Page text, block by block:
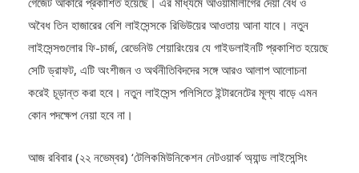
অবৈধ তিন হাজারের বেশি লাইসেন্সকে রিভিউয়ের আওতায় আনা যাবে। নতুন
লাইসেন্সগুলোর ফি-চার্জ, রেভেনিউ শেয়ারিংয়ের যে গাইডলাইনটি প্রকাশিত হয়েছে
সেটি ড্রাফট, এটি অংশীজন ও অর্থনীতিবিদদের সঙ্গে আরও আলাপ আলোচনা
করেই চূড়ান্ত করা হবে। নতুন লাইসেন্স পলিসিতে ইন্টারনেটের মূল্য বাড়ে এমন
কোন পদক্ষেপ নেয়া হবে না।
২০২৫’ পলিসি নিয়ে প্রধান উপদেষ্টার ডাক টেলিযোগাযোগ ও তথ্য-প্রযুক্তি